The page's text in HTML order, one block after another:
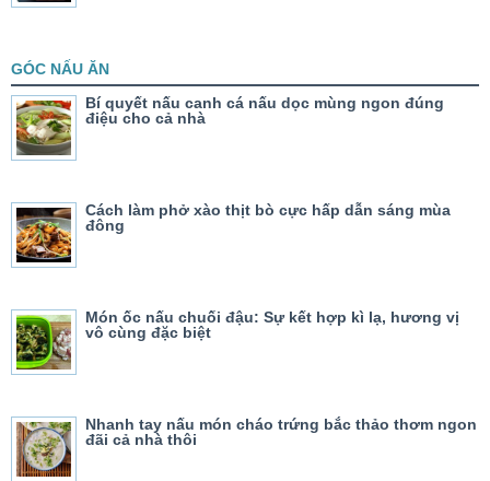
GÓC NẤU ĂN
Bí quyết nấu canh cá nấu dọc mùng ngon đúng
điệu cho cả nhà
Cách làm phở xào thịt bò cực hấp dẫn sáng mùa
đông
Món ốc nấu chuối đậu: Sự kết hợp kì lạ, hương vị
vô cùng đặc biệt
Nhanh tay nấu món cháo trứng bắc thảo thơm ngon
đãi cả nhà thôi